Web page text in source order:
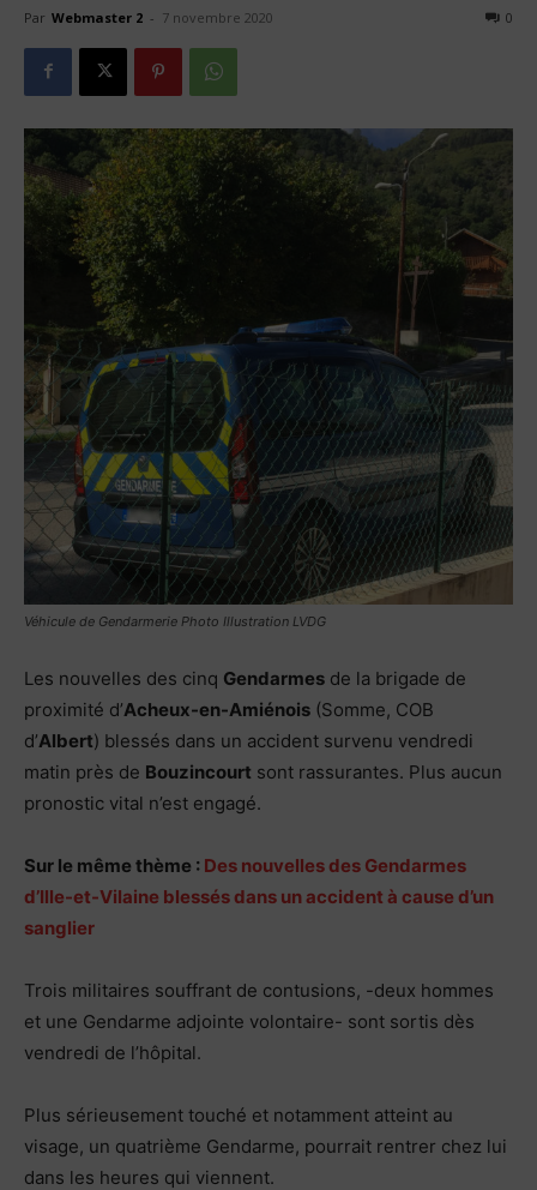
Par Webmaster 2 - 7 novembre 2020 0
Véhicule de Gendarmerie Photo Illustration LVDG
Les nouvelles des cinq Gendarmes de la brigade de
proximité d’Acheux-en-Amiénois (Somme, COB
d’Albert) blessés dans un accident survenu vendredi
matin près de Bouzincourt sont rassurantes. Plus aucun
pronostic vital n’est engagé.
Sur le même thème : Des nouvelles des Gendarmes
d’Ille-et-Vilaine blessés dans un accident à cause d’un
sanglier
Trois militaires souffrant de contusions, -deux hommes
et une Gendarme adjointe volontaire- sont sortis dès
vendredi de l’hôpital.
Plus sérieusement touché et notamment atteint au
visage, un quatrième Gendarme, pourrait rentrer chez lui
dans les heures qui viennent.